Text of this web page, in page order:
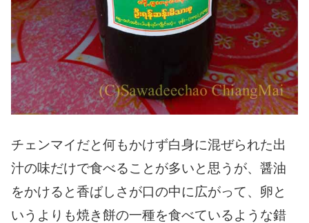
チェンマイだと何もかけず白身に混ぜられた出
汁の味だけで食べることが多いと思うが、醤油
をかけると香ばしさが口の中に広がって、卵と
いうよりも焼き餅の一種を食べているような錯